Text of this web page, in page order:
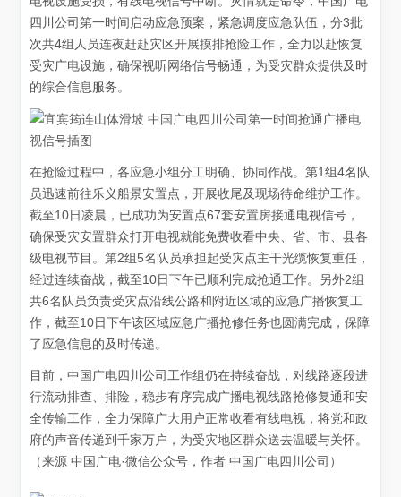
四川公司第一时间启动应急预案，紧急调度应急队伍，分3批
次共4组人员连夜赶赴灾区开展摸排抢险工作，全力以赴恢复
受灾广电设施，确保视听网络信号畅通，为受灾群众提供及时
的综合信息服务。
在抢险过程中，各应急小组分工明确、协同作战。第1组4名队
员迅速前往乐义船景安置点，开展收尾及现场待命维护工作。
截至10日凌晨，已成功为安置点67套安置房接通电视信号，
确保受灾安置群众打开电视就能免费收看中央、省、市、县各
级电视节目。第2组5名队员承担起受灾点主干光缆恢复重任，
经过连续奋战，截至10日下午已顺利完成抢通工作。另外2组
共6名队员负责受灾点沿线公路和附近区域的应急广播恢复工
作，截至10日下午该区域应急广播抢修任务也圆满完成，保障
了应急信息的及时传递。
目前，中国广电四川公司工作组仍在持续奋战，对线路逐段进
行流动排查、排险，稳步有序完成广播电视线路抢修复通和安
全传输工作，全力保障广大用户正常收看有线电视，将党和政
府的声音传递到千家万户，为受灾地区群众送去温暖与关怀。
（来源 中国广电·微信公众号，作者 中国广电四川公司）